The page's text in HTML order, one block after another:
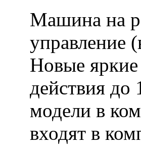
Машина на
управление
Новые
действия до
модели в
входят в